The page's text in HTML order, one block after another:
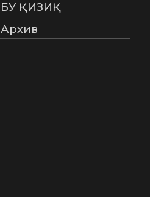
БУ ҚИЗИҚ
Архив